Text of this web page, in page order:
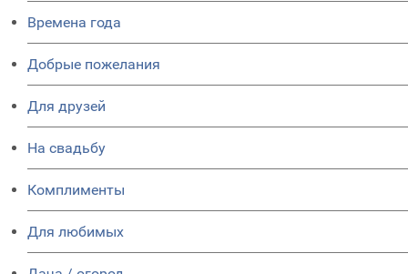
Времена года
Добрые пожелания
Для друзей
На свадьбу
Комплименты
Для любимых